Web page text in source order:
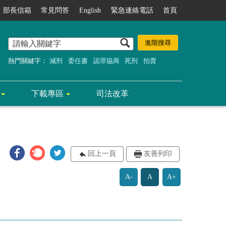
部長信箱 常見問答 English 緊急連絡電話 首頁
熱門關鍵字： 減刑 委任書 認罪協商 死刑 拍賣
下載專區 司法改革
回上一頁 友善列印
A- A A+